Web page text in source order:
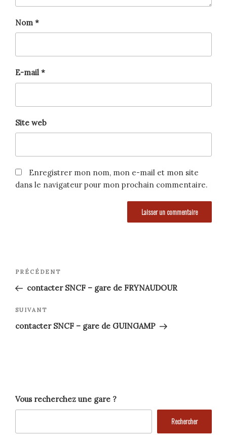
Nom *
E-mail *
Site web
Enregistrer mon nom, mon e-mail et mon site
dans le navigateur pour mon prochain commentaire.
Navigation
de
l’article
Article
précédent
PRÉCÉDENT
contacter SNCF – gare de FRYNAUDOUR
Article
suivant
SUIVANT
contacter SNCF – gare de GUINGAMP
Vous recherchez une gare ?
Rechercher